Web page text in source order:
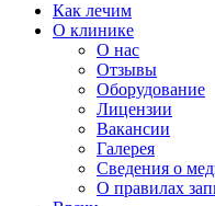
Как лечим
О клинике
О нас
Отзывы
Оборудование
Лицензии
Вакансии
Галерея
Сведения о
О правилах